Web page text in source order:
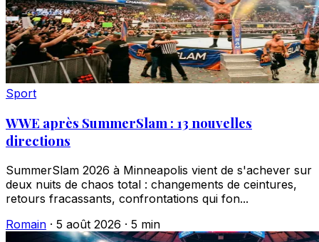
Sport
WWE après SummerSlam : 13 nouvelles
directions
SummerSlam 2026 à Minneapolis vient de s'achever sur
deux nuits de chaos total : changements de ceintures,
retours fracassants, confrontations qui fon...
Romain · 5 août 2026 · 5 min